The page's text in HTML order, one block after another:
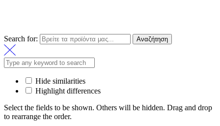
Search for: Αναζήτηση
Hide similarities
Highlight differences
Select the fields to be shown. Others will be hidden. Drag and drop
to rearrange the order.